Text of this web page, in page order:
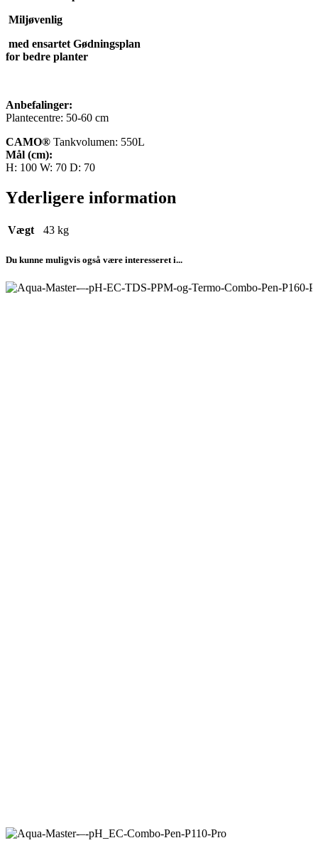
Miljøvenlig
med ensartet Gødningsplan
for bedre planter
Anbefalinger:
Plantecentre: 50-60 cm
CAMO® Tankvolumen: 550L
Mål (cm):
H: 100 W: 70 D: 70
Yderligere information
Vægt 43 kg
Du kunne muligvis også være interesseret i...